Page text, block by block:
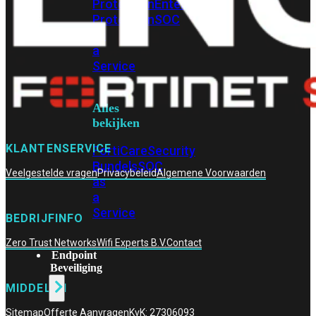
ProtectionEnterprise
ProtectionSOC
a
Service
Alles
bekijken
FortiCareSecurity
BundelsSOC
as
a
Service
Endpoint
Beveiliging
KLANTENSERVICE
Veelgestelde vragenPrivacybeleidAlgemene Voorwaarden
BEDRIJFINFO
Zero Trust NetworksWifi Experts B.V.Contact
MIDDELEN
SitemapOfferte AanvragenKvK: 27306093